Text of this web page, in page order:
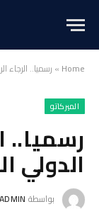
Home
» رسميا.. الرجاء
الميركاتو
رسميا..
الدولي
بواسطة ADMIN